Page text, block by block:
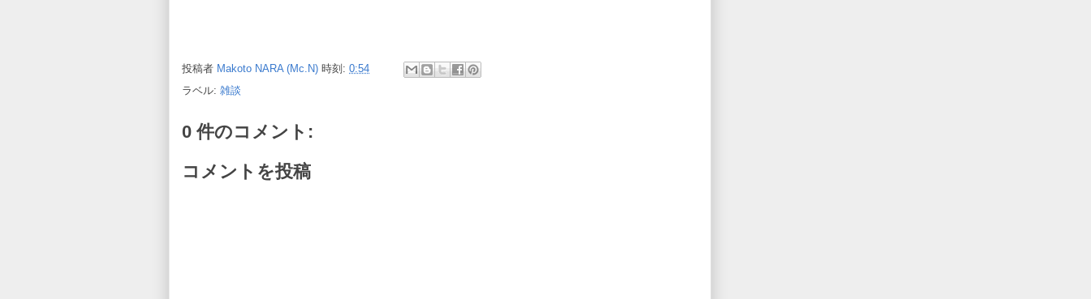
投稿者 Makoto NARA (Mc.N) 時刻: 0:54
ラベル: 雑談
0 件のコメント:
コメントを投稿